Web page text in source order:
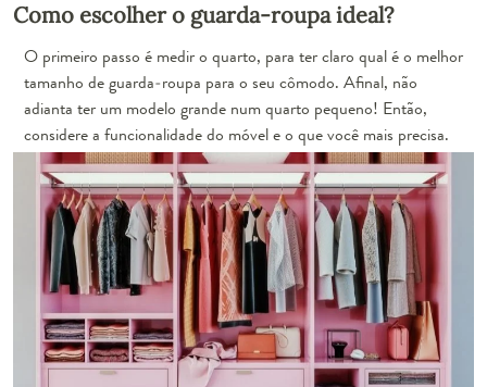
Como escolher o guarda-roupa ideal?
O primeiro passo é medir o quarto, para ter claro qual é o melhor
tamanho de guarda-roupa para o seu cômodo. Afinal, não
adianta ter um modelo grande num quarto pequeno! Então,
considere a funcionalidade do móvel e o que você mais precisa.